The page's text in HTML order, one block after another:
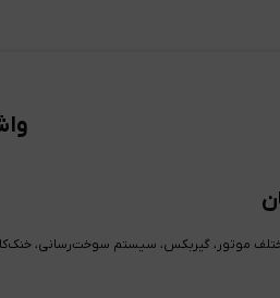
در بخش‌های مختلف موتور، گیربکس، سیستم